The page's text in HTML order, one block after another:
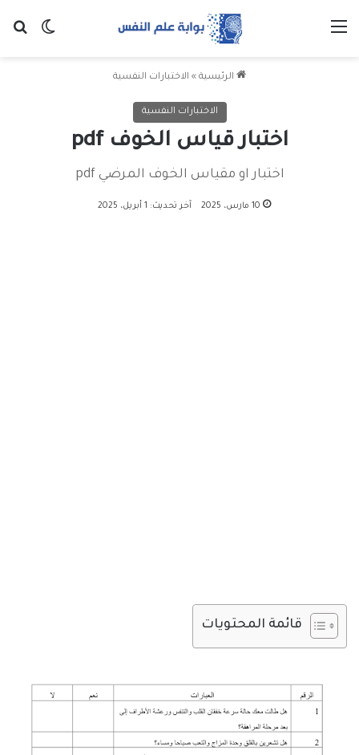
الرئيسية » الاختبارات النفسية
الاختبارات النفسية
اختبار قياس الخوف pdf
اختبار او مقياس الخوف المرضي pdf
10 مارس، 2025 آخر تحديث: 1 أبريل، 2025
قائمة المحتويات